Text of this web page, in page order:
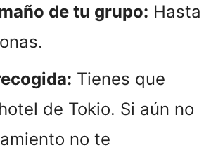
de tu grupo: Hasta
Tienes que
de Tokio. Si aún no
no te